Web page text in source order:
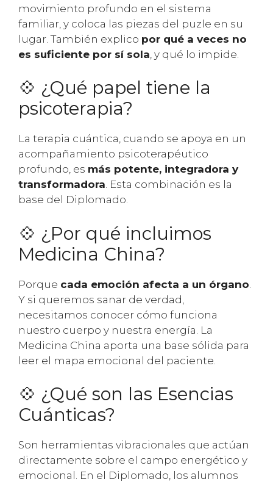
movimiento profundo en el sistema
familiar, y coloca las piezas del puzle en su
lugar. También explico por qué a veces no
es suficiente por sí sola , y qué lo impide.
💠 ¿Qué papel tiene la
psicoterapia?
La terapia cuántica, cuando se apoya en un
acompañamiento psicoterapéutico
profundo, es más potente, integradora y
transformadora. Esta combinación es la
base del Diplomado.
💠 ¿Por qué incluimos
Medicina China?
Porque cada emoción afecta a un órgano
Y si queremos sanar de verdad,
necesitamos conocer cómo funciona
nuestro cuerpo y nuestra energía. La
Medicina China aporta una base sólida para
leer el mapa emocional del paciente.
💠 ¿Qué son las Esencias
Cuánticas?
Son herramientas vibracionales que actúan
directamente sobre el campo energético y
emocional. En el Diplomado, los alumnos